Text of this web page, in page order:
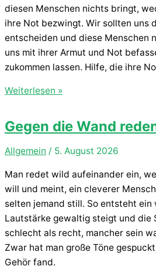
diesen Menschen nichts bringt,
ihre Not bezwingt. Wir sollten uns
entscheiden und diese Menschen
uns mit ihrer Armut und Not
zukommen lassen. Hilfe, die ihre
Nur
reicht
nicht
Weiterlesen »
Gegen die Wand
Allgemein / 5. August 2026
Man redet wild aufeinander ein,
will und meint, ein cleverer
selten jemand still. So entsteht
Lautstärke gewaltig steigt und die
schlecht als recht, mancher sein
Zwar hat man große Töne
Gehör fand.